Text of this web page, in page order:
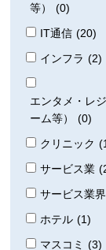
等）
(0)
IT通信 (20)
インフラ (2)
エンタメ・レ
ーム等）
(0)
クリニック
サービス業
サービス業
ホテル (1)
マスコミ (3)